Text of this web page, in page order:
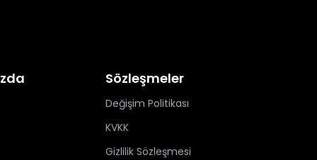
Sözleşmeler
Değişim Politikası
KVKK
Gizlilik Sözleşmesi